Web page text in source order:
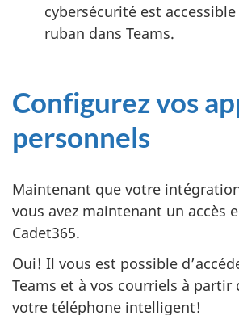
cybersécurité est
ruban dans Teams.
Configurez vos
personnels
Maintenant que votre
vous avez maintenant un accès
Cadet365.
Oui! Il vous est possible
Teams et à vos courriels à partir
votre téléphone intelligent!